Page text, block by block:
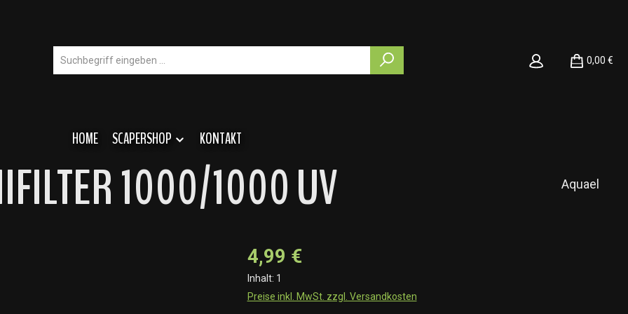
0,00 €
HOME SCAPERSHOP KONTAKT
1000/1000 UV Aquael
4,99 €
Inhalt: 1
Preise inkl. MwSt. zzgl. Versandkosten